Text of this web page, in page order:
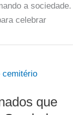
a sociedade.
celebrar
que